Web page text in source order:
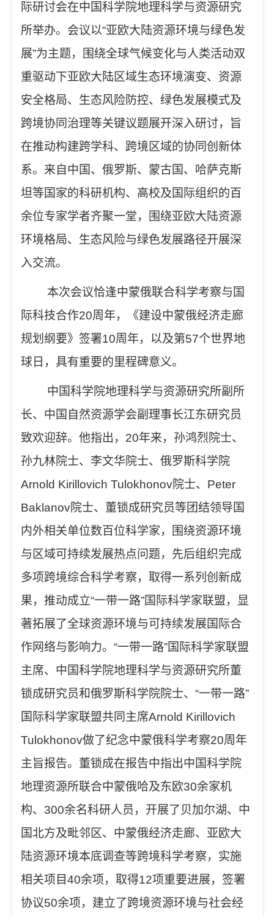
际研讨会在中国科学院地理科学与资源研究
所举办。会议以“亚欧大陆资源环境与绿色发
展”为主题，围绕全球气候变化与人类活动双
重驱动下亚欧大陆区域生态环境演变、资源
安全格局、生态风险防控、绿色发展模式及
跨境协同治理等关键议题展开深入研讨，旨
在推动构建跨学科、跨境区域的协同创新体
系。来自中国、俄罗斯、蒙古国、哈萨克斯
坦等国家的科研机构、高校及国际组织的百
余位专家学者齐聚一堂，围绕亚欧大陆资源
环境格局、生态风险与绿色发展路径开展深
入交流。
本次会议恰逢中蒙俄联合科学考察与国
际科技合作20周年，《建设中蒙俄经济走廊
规划纲要》签署10周年，以及第57个世界地
球日，具有重要的里程碑意义。
中国科学院地理科学与资源研究所副所
长、中国自然资源学会副理事长江东研究员
致欢迎辞。他指出， 20年来，孙鸿烈院士、
孙九林院士、李文华院士、俄罗斯科学院
Arnold Kirillovich Tulokhonov院士、 Peter
Baklanov院士、 董锁成研究员等团结领导国
内外相关单位数百位科学家，围绕资源环境
与区域可持续发展热点问题，先后组织完成
多项跨境综合科学考察，取得一系列创新成
果，推动成立“一带一路”国际科学家联盟，显
著拓展了全球资源环境与可持续发展国际合
作网络与影响力。“一带一路”国际科学家联盟
主席、中国科学院地理科学与资源研究所董
锁成研究员和俄罗斯科学院院士、“一带一路”
国际科学家联盟共同主席Arnold Kirillovich
Tulokhonov做了纪念中蒙俄科学考察20周年
主旨报告。 董锁成在报告中指出中国科学院
地理资源所联合中蒙俄哈及东欧30余家机
构、300余名科研人员，开展了贝加尔湖、中
国北方及毗邻区、中蒙俄经济走廊、亚欧大
陆资源环境本底调查等跨境科学考察，实施
相关项目40余项，取得12项重要进展， 签署
协议50余项，建立了跨境资源环境与社会经